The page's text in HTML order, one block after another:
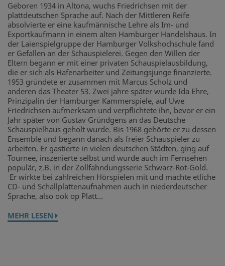
Geboren 1934 in Altona, wuchs Friedrichsen mit der
plattdeutschen Sprache auf. Nach der Mittleren Reife
absolvierte er eine kaufmännische Lehre als Im- und
Exportkaufmann in einem alten Hamburger Handelshaus. In
der Laienspielgruppe der Hamburger Volkshochschule fand
er Gefallen an der Schauspielerei. Gegen den Willen der
Eltern begann er mit einer privaten Schauspielausbildung,
die er sich als Hafenarbeiter und Zeitungsjunge finanzierte.
1953 gründete er zusammen mit Marcus Scholz und
anderen das Theater 53. Zwei jahre später wurde Ida Ehre,
Prinzipalin der Hamburger Kammerspiele, auf Uwe
Friedrichsen aufmerksam und verpflichtete ihn, bevor er ein
Jahr später von Gustav Gründgens an das Deutsche
Schauspielhaus geholt wurde. Bis 1968 gehörte er zu dessen
Ensemble und begann danach als freier Schauspieler zu
arbeiten. Er gastierte in vielen deutschen Städten, ging auf
Tournee, inszenierte selbst und wurde auch im Fernsehen
populär, z.B. in der Zollfahndungsserie Schwarz-Rot-Gold.
Er wirkte bei zahlreichen Hörspielen mit und machte etliche
CD- und Schallplattenaufnahmen auch in niederdeutscher
Sprache, also ook op Platt...
MEHR LESEN